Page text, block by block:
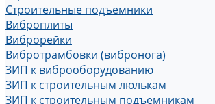
Строительные подъемники
Виброплиты
Виброрейки
Вибротрамбовки (вибронога)
ЗИП к виброоборудованию
ЗИП к строительным люлькам
ЗИП к строительным подъемникам